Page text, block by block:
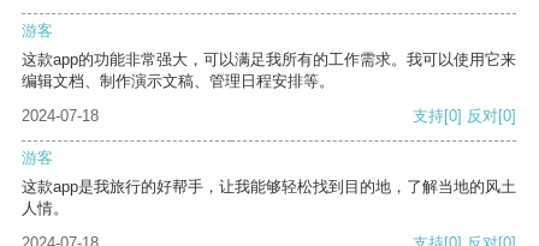
游客
这款app的功能非常强大，可以满足我所有的工作需求。我可以使用它来
编辑文档、制作演示文稿、管理日程安排等。
2024-07-18
支持[0] 反对[0]
游客
这款app是我旅行的好帮手，让我能够轻松找到目的地，了解当地的风土
人情。